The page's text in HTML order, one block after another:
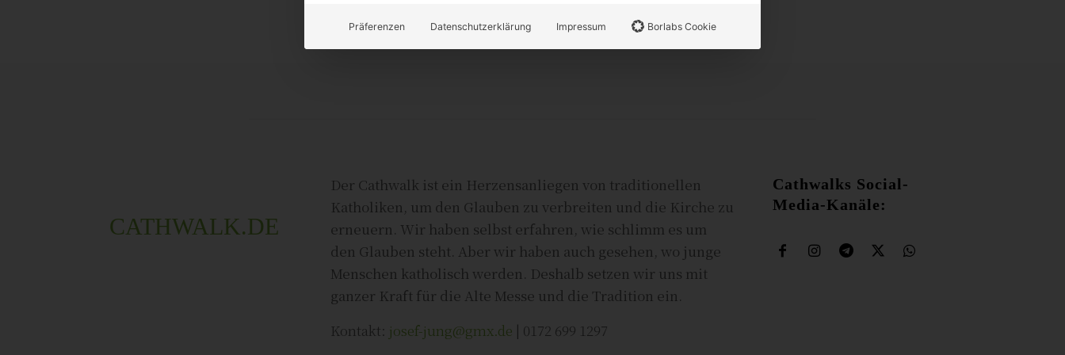
CATHWALK.DE
Der Cathwalk ist ein Herzensanliegen von traditionellen
Katholiken, um den Glauben zu verbreiten und die Kirche zu
erneuern. Wir haben selbst erfahren, wie schlimm es um
den Glauben steht. Aber wir haben auch gesehen, wo junge
Menschen katholisch werden. Deshalb setzen wir uns mit
ganzer Kraft für die Alte Messe und die Tradition ein.
Kontakt: josef-jung@gmx.de | 0172 699 1297
Cathwalks Social-
Media-Kanäle:
Präferenzen Datenschutzerklärung Impressum Borlabs Cookie